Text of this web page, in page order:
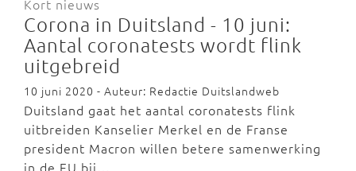
Kort nieuws
Corona in Duitsland - 10 juni:
Aantal coronatests wordt flink
uitgebreid
10 juni 2020 - Auteur: Redactie Duitslandweb
Duitsland gaat het aantal coronatests flink
uitbreiden Kanselier Merkel en de Franse
president Macron willen betere samenwerking
in de EU bij…